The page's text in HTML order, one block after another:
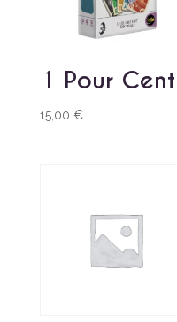
1 Pour Cent
15,00 €